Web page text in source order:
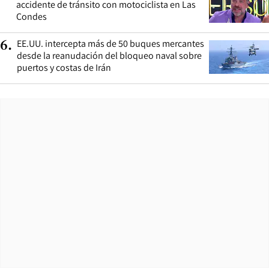
accidente de tránsito con motociclista en Las
Condes
6. EE.UU. intercepta más de 50 buques mercantes
desde la reanudación del bloqueo naval sobre
puertos y costas de Irán